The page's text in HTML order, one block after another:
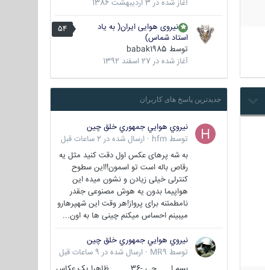
آغاز شده در 3 اردیبهشت 1386
54
نیروی هوایی ایران( به یاد
استاد شماس)
توسط babak1985
آغاز شده در 27 اسفند 1392
جدیدترین پاسخ های کاربران
نيروي هوايي جمهوري خلق چين
توسط hfm
· ارسال شده در 2 ساعات قبل
به شه پرهای عکس اول دقت کنید مثل یه
رقاص باله است تو اسمون!!این سطوح
کنترلی خیلی زیادن و نشون میده این
هواپیما بدون یه هوش مصنوعی جقدر
نامطمئنه برای پرواز!هر وقت این شهپرهارو
میبینم احساس میکنم چینی ها به اون...
نيروي هوايي جمهوري خلق چين
توسط MR9
· ارسال شده در 9 ساعات قبل